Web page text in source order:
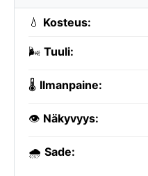
💧 Kosteus:
🌬️ Tuuli:
🌡️ Ilmanpaine:
👁️ Näkyvyys:
🌧️ Sade: